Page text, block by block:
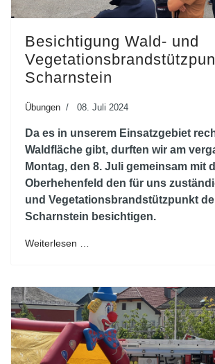
Besichtigung Wald- und
Scharnstein
Übungen 08. Juli 2024
Da es in unserem Einsatzgebiet
Waldfläche gibt, durften wir am
Montag, den 8. Juli gemeinsam mit
Oberhehenfeld den für uns
und Vegetationsbrandstützpunkt
Scharnstein besichtigen.
Weiterlesen …